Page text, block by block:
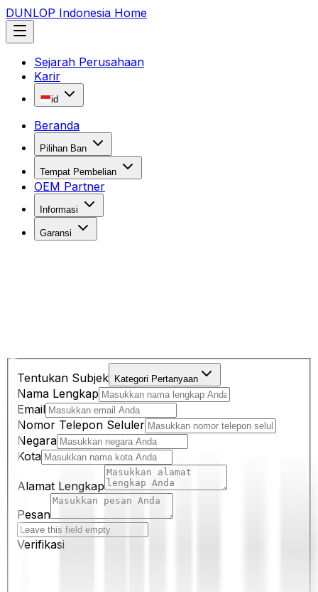
DUNLOP Indonesia Home
Sejarah Perusahaan
Karir
id
Beranda
Pilihan Ban
Tempat Pembelian
OEM Partner
Informasi
Garansi
Tentukan Subjek Kategori Pertanyaan
Nama Lengkap
Email
Nomor Telepon Seluler
Negara
Kota
Alamat Lengkap
Pesan
Verifikasi